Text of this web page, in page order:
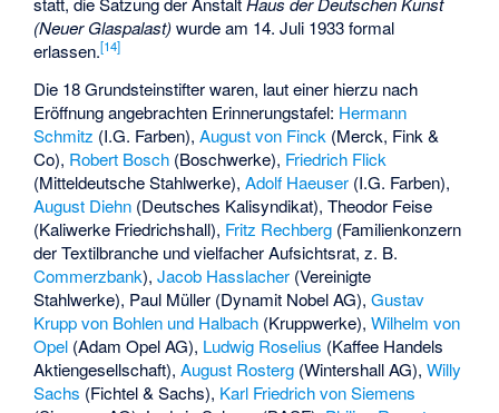
(Neuer Glaspalast)wurde am 14. Juli 1933 formal
erlassen.[14]
Die 18 Grundsteinstifter waren, laut einer hierzu nach
Eröffnung angebrachten Erinnerungstafel: Hermann
Schmitz (I.G. Farben),August von Finck (Merck, Fink &
Co), Robert Bosch (Boschwerke), Friedrich Flick
(Mitteldeutsche Stahlwerke),Adolf Haeuser (I.G. Farben),
August Diehn (Deutsches Kalisyndikat), Theodor Feise
(Kaliwerke Friedrichshall), Fritz Rechberg (Familienkonzern
der Textilbranche und vielfacher Aufsichtsrat, z. B.
Commerzbank),Jacob Hasslacher (Vereinigte
Stahlwerke), Paul Müller (Dynamit Nobel AG),Gustav
Krupp von Bohlen und Halbach (Kruppwerke),Wilhelm von
Opel (Adam Opel AG), Ludwig Roselius (Kaffee Handels
Aktiengesellschaft),August Rosterg (Wintershall AG),Willy
Sachs (Fichtel & Sachs), Karl Friedrich von Siemens